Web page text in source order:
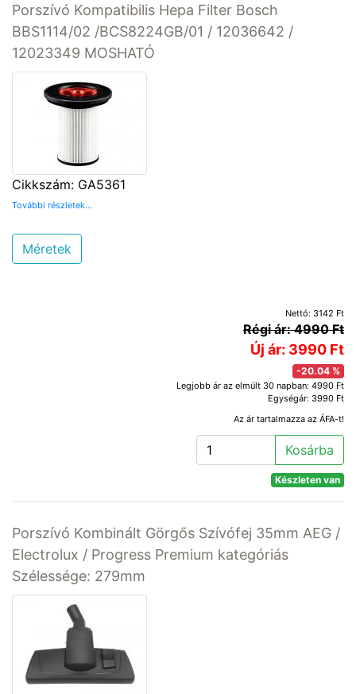
Porszívó Kompatibilis Hepa Filter Bosch
BBS1114/02 /BCS8224GB/01 / 12036642 /
12023349 MOSHATÓ
Cikkszám: GA5361
További részletek...
Méretek
Nettó: 3142 Ft
Régi ár: 4990 Ft
Új ár: 3990 Ft
-20.04 %
Legjobb ár az elmúlt 30 napban: 4990 Ft
Egységár: 3990 Ft
Az ár tartalmazza az ÁFA-t!
Kosárba
Készleten van
Porszívó Kombinált Görgős Szívófej 35mm AEG /
Electrolux / Progress Premium kategóriás
Szélessége: 279mm